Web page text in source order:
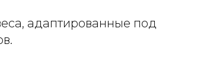
адаптированные под